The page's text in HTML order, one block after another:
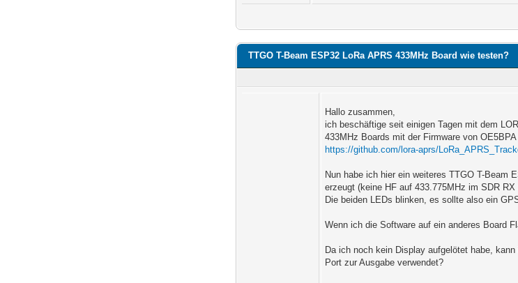
TTGO T-Beam ESP32 LoRa APRS 433MHz Board wie testen?
Hallo zusammen,
ich beschäftige seit einigen Tagen mit dem
433MHz Boards mit der Firmware von OE5BPA
https://github.com/lora-aprs/
Nun habe ich hier ein weiteres TTGO T-Beam
erzeugt (keine HF auf 433.775MHz im SDR RX
Die beiden LEDs blinken, es sollte also ein
Wenn ich die Software auf ein anderes Board
Da ich noch kein Display aufgelötet habe,
Port zur Ausgabe verwendet?